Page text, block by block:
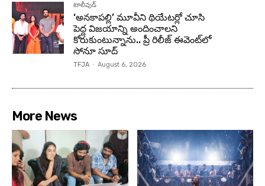
టాలీవుడ్
‘అనకాపల్లి’ మూవీని థియేటర్లో చూసి
పెద్ద విజయాన్ని అందించాలని
కోరుకుంటున్నాను.. ప్రీ రిలీజ్ ఈవెంట్‌లో
సోనూ సూద్
TFJA - August 6, 2026
More News